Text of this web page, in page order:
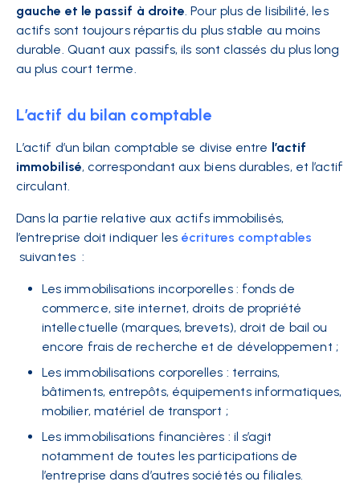
gauche et le passif à droite . Pour plus de lisibilité, les
actifs sont toujours répartis du plus stable au moins
durable. Quant aux passifs, ils sont classés du plus long
au plus court terme.
L’actif du bilan comptable
L’actif d’un bilan comptable se divise entre l’actif
immobilisé, correspondant aux biens durables, et l’actif
circulant.
Dans la partie relative aux actifs immobilisés,
l’entreprise doit indiquer les écritures comptables
suivantes :
Les immobilisations incorporelles : fonds de
commerce, site internet, droits de propriété
intellectuelle (marques, brevets), droit de bail ou
encore frais de recherche et de développement ;
Les immobilisations corporelles : terrains,
bâtiments, entrepôts, équipements informatiques,
mobilier, matériel de transport ;
Les immobilisations financières : il s’agit
notamment de toutes les participations de
l’entreprise dans d’autres sociétés ou filiales.